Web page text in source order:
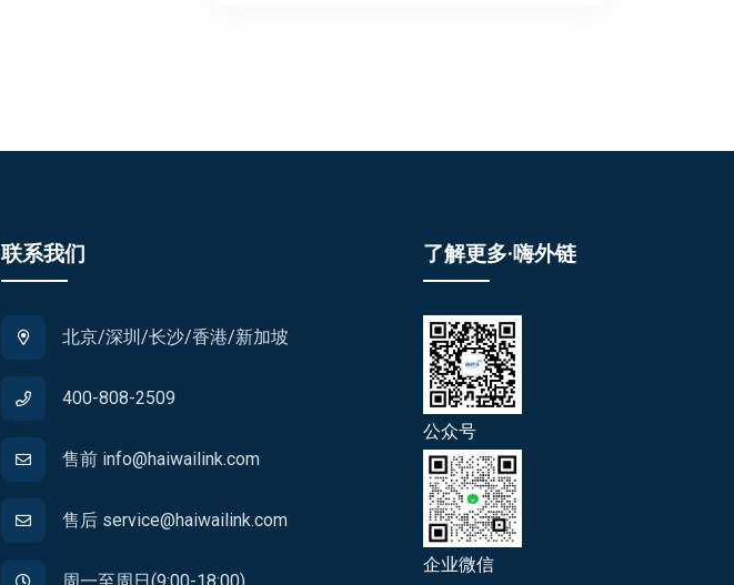
联系我们
北京/深圳/长沙/香港/新加坡
400-808-2509
售前 info@haiwailink.com
售后 service@haiwailink.com
了解更多·嗨外链
公众号
企业微信